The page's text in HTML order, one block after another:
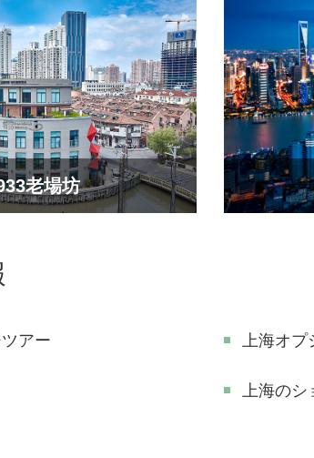
老場坊
アー 上海オ
上海の